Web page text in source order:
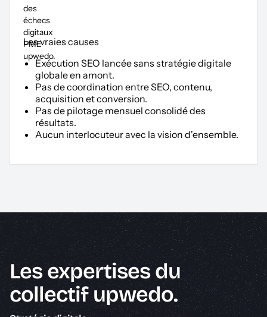
Les vraies causes
Exécution SEO lancée sans stratégie digitale
globale en amont.
Pas de coordination entre SEO, contenu,
acquisition et conversion.
Pas de pilotage mensuel consolidé des
résultats.
Aucun interlocuteur avec la vision d'ensemble.
Les expertises du
collectif upwedo.